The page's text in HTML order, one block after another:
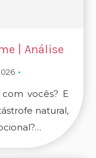
| Análise
vocês? E
natural,